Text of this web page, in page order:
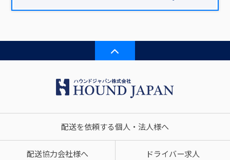
配送を依頼する個人・法人様へ
配送協力会社様へ ドライバー求人